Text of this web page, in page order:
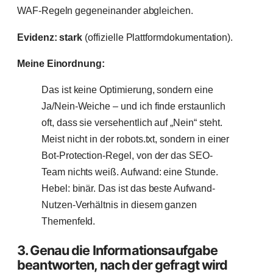
WAF-Regeln gegeneinander abgleichen.
Evidenz: stark (offizielle Plattformdokumentation).
Meine Einordnung:
Das ist keine Optimierung, sondern eine
Ja/Nein-Weiche – und ich finde erstaunlich
oft, dass sie versehentlich auf „Nein“ steht.
Meist nicht in der robots.txt, sondern in einer
Bot-Protection-Regel, von der das SEO-
Team nichts weiß. Aufwand: eine Stunde.
Hebel: binär. Das ist das beste Aufwand-
Nutzen-Verhältnis in diesem ganzen
Themenfeld.
3. Genau die Informationsaufgabe
beantworten, nach der gefragt wird